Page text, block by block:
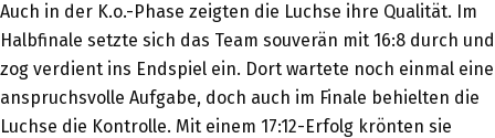
Auch in der K.o.-Phase zeigten die Luchse ihre Qualität. Im
Halbfinale setzte sich das Team souverän mit 16:8 durch und
zog verdient ins Endspiel ein. Dort wartete noch einmal eine
anspruchsvolle Aufgabe, doch auch im Finale behielten die
Luchse die Kontrolle. Mit einem 17:12-Erfolg krönten sie